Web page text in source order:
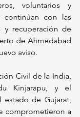
voluntarios y
continúan con las
y recuperación de
de Ahmedabad
aviso.
Civil de la India,
Kinjarapu, y el
estado de Gujarat,
comprometieron a